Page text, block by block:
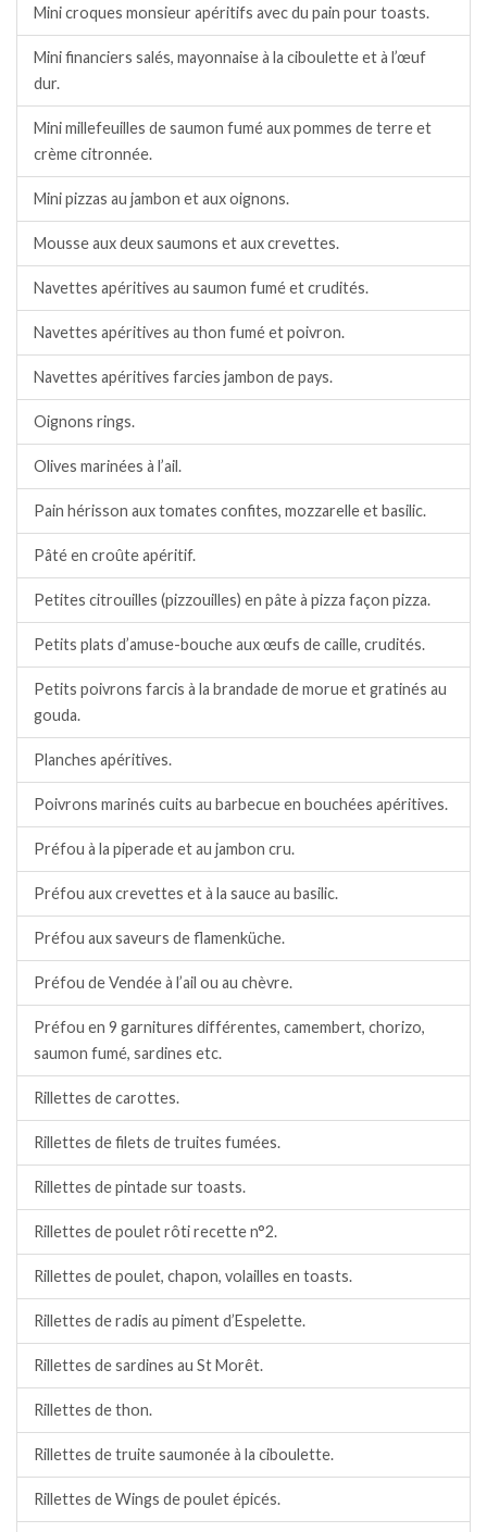
Mini croques monsieur apéritifs avec du pain pour toasts.
Mini financiers salés, mayonnaise à la ciboulette et à l’œuf
dur.
Mini millefeuilles de saumon fumé aux pommes de terre et
crème citronnée.
Mini pizzas au jambon et aux oignons.
Mousse aux deux saumons et aux crevettes.
Navettes apéritives au saumon fumé et crudités.
Navettes apéritives au thon fumé et poivron.
Navettes apéritives farcies jambon de pays.
Oignons rings.
Olives marinées à l’ail.
Pain hérisson aux tomates confites, mozzarelle et basilic.
Pâté en croûte apéritif.
Petites citrouilles (pizzouilles) en pâte à pizza façon pizza.
Petits plats d’amuse-bouche aux œufs de caille, crudités.
Petits poivrons farcis à la brandade de morue et gratinés au
gouda.
Planches apéritives.
Poivrons marinés cuits au barbecue en bouchées apéritives.
Préfou à la piperade et au jambon cru.
Préfou aux crevettes et à la sauce au basilic.
Préfou aux saveurs de flamenküche.
Préfou de Vendée à l’ail ou au chèvre.
Préfou en 9 garnitures différentes, camembert, chorizo,
saumon fumé, sardines etc.
Rillettes de carottes.
Rillettes de filets de truites fumées.
Rillettes de pintade sur toasts.
Rillettes de poulet rôti recette n°2.
Rillettes de poulet, chapon, volailles en toasts.
Rillettes de radis au piment d’Espelette.
Rillettes de sardines au St Morêt.
Rillettes de thon.
Rillettes de truite saumonée à la ciboulette.
Rillettes de Wings de poulet épicés.